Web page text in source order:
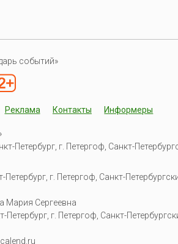
событий»
Реклама Контакты Информеры
Петербург, г. Петергоф, Санкт-
г. Петергоф, Санкт-
Мария Сергеевна
Петербург, г. Петергоф, Санкт-